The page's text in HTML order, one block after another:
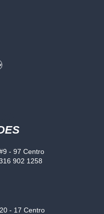
- 97 Centro
902 1258
- 17 Centro